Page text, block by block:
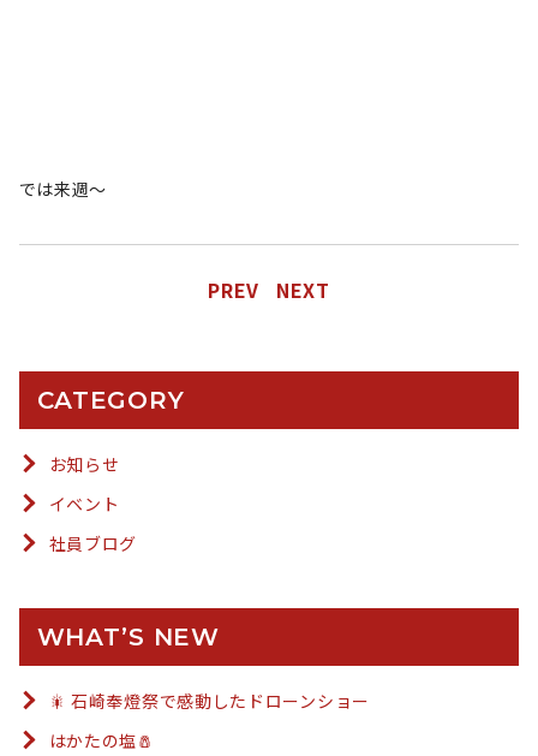
では来週〜
PREV NEXT
CATEGORY
お知らせ
イベント
社員ブログ
WHAT’S NEW
🎇 石崎奉燈祭で感動したドローンショー
はかたの塩🧂